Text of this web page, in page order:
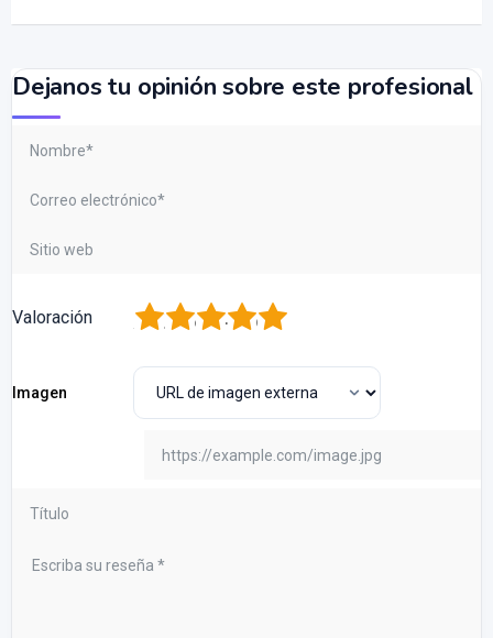
Dejanos tu opinión sobre este profesional
Valoración 5
4
3
2
Imagen